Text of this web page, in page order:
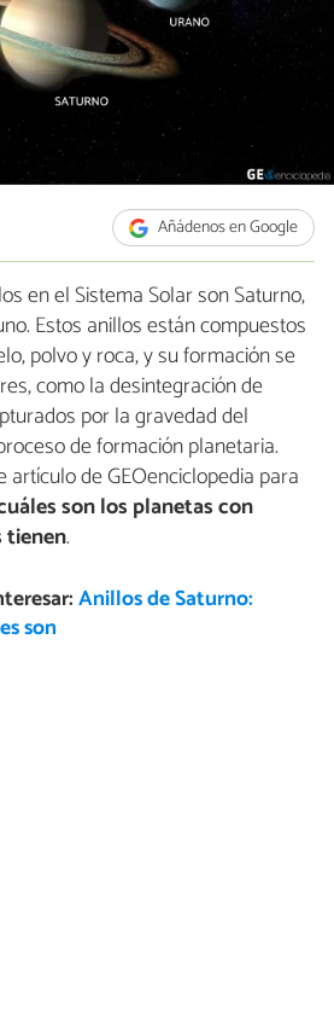
Añádenos en Google
en el Sistema Solar son Saturno,
Estos anillos están compuestos
polvo y roca, y su formación se
como la desintegración de
por la gravedad del
de formación planetaria.
de GEOenciclopedia para
son los planetas con
tienen.
Anillos de Saturno:
son